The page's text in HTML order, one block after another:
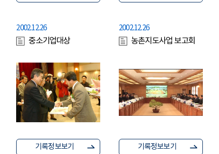
2002.12.26
중소기업대상
기록정보보기
2002.12.26
농촌지도사업 보고회
기록정보보기